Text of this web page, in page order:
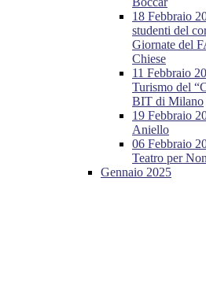
18 Febbraio
studenti del
Giornate del
Chiese
11 Febbraio
Turismo del
BIT di Milano
19 Febbraio
Aniello
06 Febbraio
Teatro per
Gennaio 2025